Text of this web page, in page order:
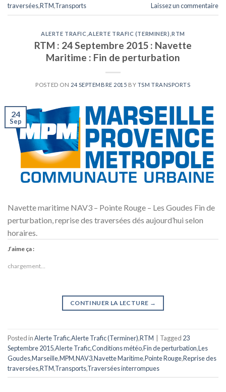
traversées,RTM,Transports Laissez un commentaire
ALERTE TRAFIC ,ALERTE TRAFIC (TERMINER) ,RTM
RTM : 24 Septembre 2015 : Navette
Maritime : Fin de perturbation
POSTED ON 24 SEPTEMBRE 2015 BY TSM TRANSPORTS
24
Sep
Navette maritime NAV3 – Pointe Rouge – Les Goudes Fin de
perturbation, reprise des traversées dés aujourd’hui selon
horaires.
J’aime ça :
chargement…
CONTINUER LA LECTURE →
Posted inAlerte Trafic,Alerte Trafic (Terminer),RTM Tagged 23
Septembre 2015,Alerte Trafic,Conditions météo,Fin de perturbation,Les
Goudes,Marseille,MPM,NAV3,Navette Maritime,Pointe Rouge,Reprise des
traversées,RTM,Transports,Traversées interrompues